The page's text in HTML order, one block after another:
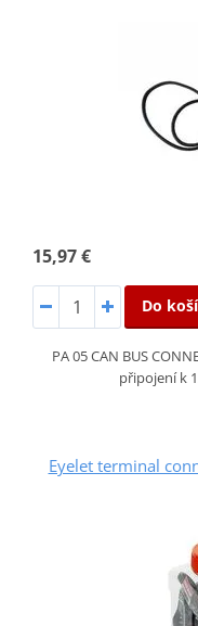
15,97 €
Do
PA 05 CAN BUS
připojení k
Eyelet terminal